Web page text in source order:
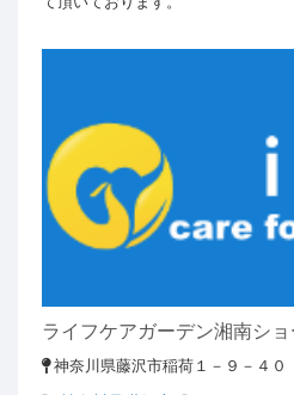
ライフケアガーデン湘南ショ
神奈川県藤沢市稲荷１－９－４０